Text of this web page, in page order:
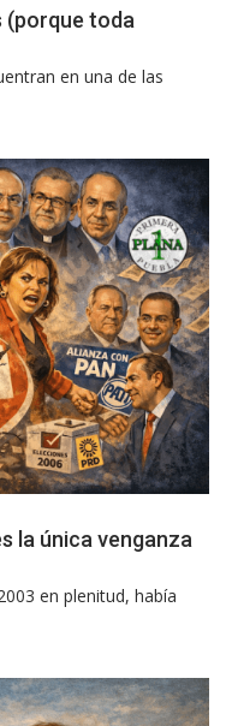
(porque toda
en una de las
la única venganza
en plenitud, había